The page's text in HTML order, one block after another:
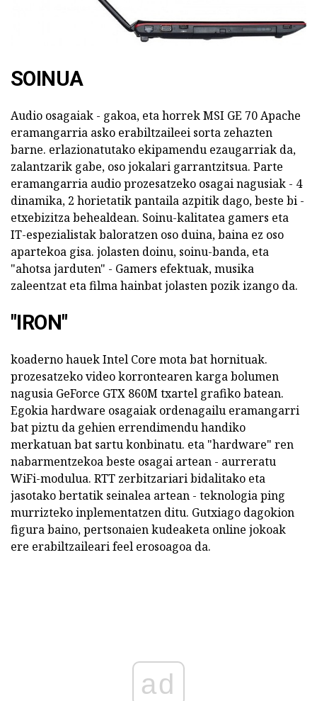
SOINUA
Audio osagaiak - gakoa, eta horrek MSI GE 70 Apache
eramangarria asko erabiltzaileei sorta zehazten
barne. erlazionatutako ekipamendu ezaugarriak da,
zalantzarik gabe, oso jokalari garrantzitsua. Parte
eramangarria audio prozesatzeko osagai nagusiak - 4
dinamika, 2 horietatik pantaila azpitik dago, beste bi -
etxebizitza behealdean. Soinu-kalitatea gamers eta
IT-espezialistak baloratzen oso duina, baina ez oso
apartekoa gisa. jolasten doinu, soinu-banda, eta
"ahotsa jarduten" - Gamers efektuak, musika
zaleentzat eta filma hainbat jolasten pozik izango da.
"IRON"
koaderno hauek Intel Core mota bat hornituak.
prozesatzeko video korrontearen karga bolumen
nagusia GeForce GTX 860M txartel grafiko batean.
Egokia hardware osagaiak ordenagailu eramangarri
bat piztu da gehien errendimendu handiko
merkatuan bat sartu konbinatu. eta "hardware" ren
nabarmentzekoa beste osagai artean - aurreratu
WiFi-modulua. RTT zerbitzariari bidalitako eta
jasotako bertatik seinalea artean - teknologia ping
murrizteko inplementatzen ditu. Gutxiago dagokion
figura baino, pertsonaien kudeaketa online jokoak
ere erabiltzaileari feel erosoagoa da.
ad